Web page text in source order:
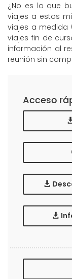
¿No es lo que
viajes a estos
viajes a medida
viajes fin de
información al
reunión sin
Acceso